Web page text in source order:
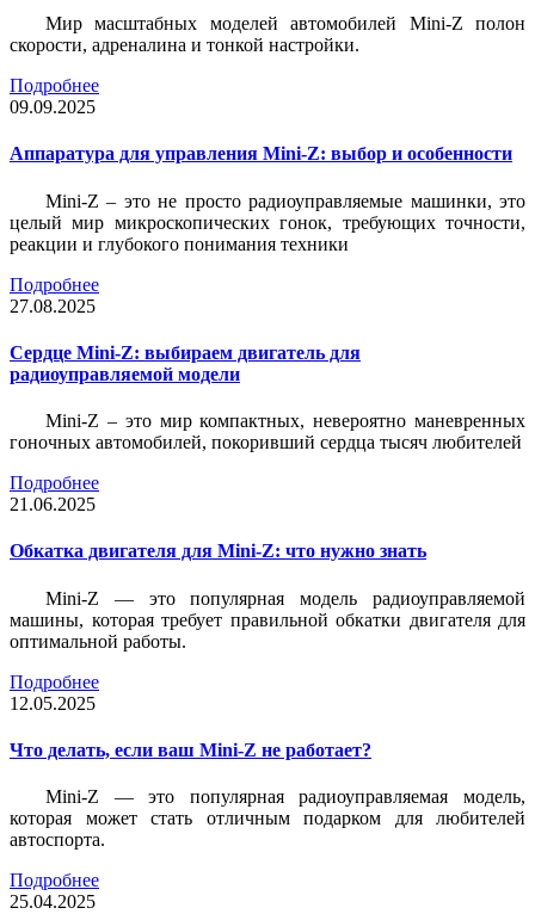
Мир масштабных моделей автомобилей Mini-Z полон
скорости, адреналина и тонкой настройки.
Подробнее
09.09.2025
Аппаратура для управления Mini-Z: выбор и особенности
Mini-Z – это не просто радиоуправляемые машинки, это
целый мир микроскопических гонок, требующих точности,
реакции и глубокого понимания техники
Подробнее
27.08.2025
Сердце Mini-Z: выбираем двигатель для
радиоуправляемой модели
Mini-Z – это мир компактных, невероятно маневренных
гоночных автомобилей, покоривший сердца тысяч любителей
Подробнее
21.06.2025
Обкатка двигателя для Mini-Z: что нужно знать
Mini-Z — это популярная модель радиоуправляемой
машины, которая требует правильной обкатки двигателя для
оптимальной работы.
Подробнее
12.05.2025
Что делать, если ваш Mini-Z не работает?
Mini-Z — это популярная радиоуправляемая модель,
которая может стать отличным подарком для любителей
автоспорта.
Подробнее
25.04.2025